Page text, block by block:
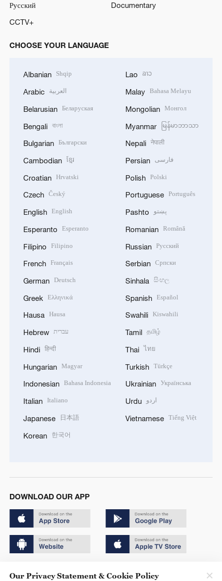
Русский
Documentary
CCTV+
CHOOSE YOUR LANGUAGE
Albanian Shqip
Arabic العربية
Belarusian Беларуская
Bengali বাংলা
Bulgarian Български
Cambodian ខ្មែរ
Croatian Hrvatski
Czech Český
English English
Esperanto Esperanto
Filipino Filipino
French Français
German Deutsch
Greek Ελληνικά
Hausa Hausa
Hebrew עברית
Hindi हिन्दी
Hungarian Magyar
Indonesian Bahasa Indonesia
Italian Italiano
Japanese 日本語
Korean 한국어
Lao ລາວ
Malay Bahasa Melayu
Mongolian Монгол
Myanmar မြန်မာဘာသာ
Nepali नेपाली
Persian فارسی
Polish Polski
Portuguese Português
Pashto پښتو
Romanian Română
Russian Русский
Serbian Српски
Sinhala සිංහල
Spanish Español
Swahili Kiswahili
Tamil தமிழ்
Thai ไทย
Turkish Türkçe
Ukrainian Українська
Urdu اردو
Vietnamese Tiếng Việt
DOWNLOAD OUR APP
Our Privacy Statement & Cookie Policy